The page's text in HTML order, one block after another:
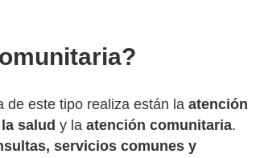
de este tipo realiza están la atención
salud y la atención comunitaria.
servicios comunes y